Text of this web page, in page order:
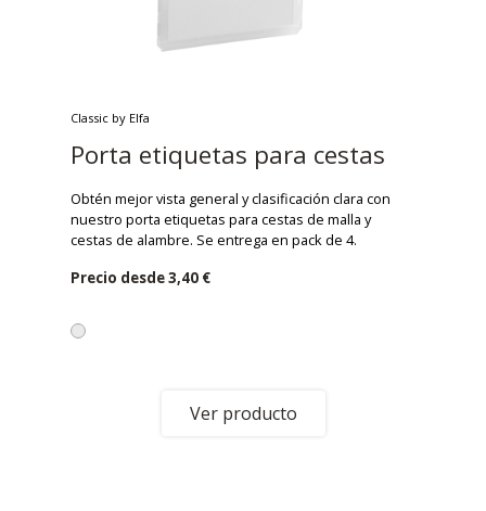
Classic by Elfa
Porta etiquetas para cestas
Obtén mejor vista general y clasificación clara con
nuestro porta etiquetas para cestas de malla y
cestas de alambre. Se entrega en pack de 4.
Precio desde3,40 €
Ver producto